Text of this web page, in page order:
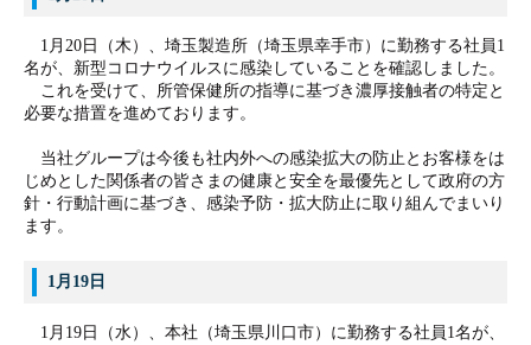
1月20日（木）、埼玉製造所（埼玉県幸手市）に勤務する社員1
名が、新型コロナウイルスに感染していることを確認しました。
これを受けて、所管保健所の指導に基づき濃厚接触者の特定と
必要な措置を進めております。
当社グループは今後も社内外への感染拡大の防止とお客様をは
じめとした関係者の皆さまの健康と安全を最優先として政府の方
針・行動計画に基づき、感染予防・拡大防止に取り組んでまいり
ます。
1月19日
1月19日（水）、本社（埼玉県川口市）に勤務する社員1名が、